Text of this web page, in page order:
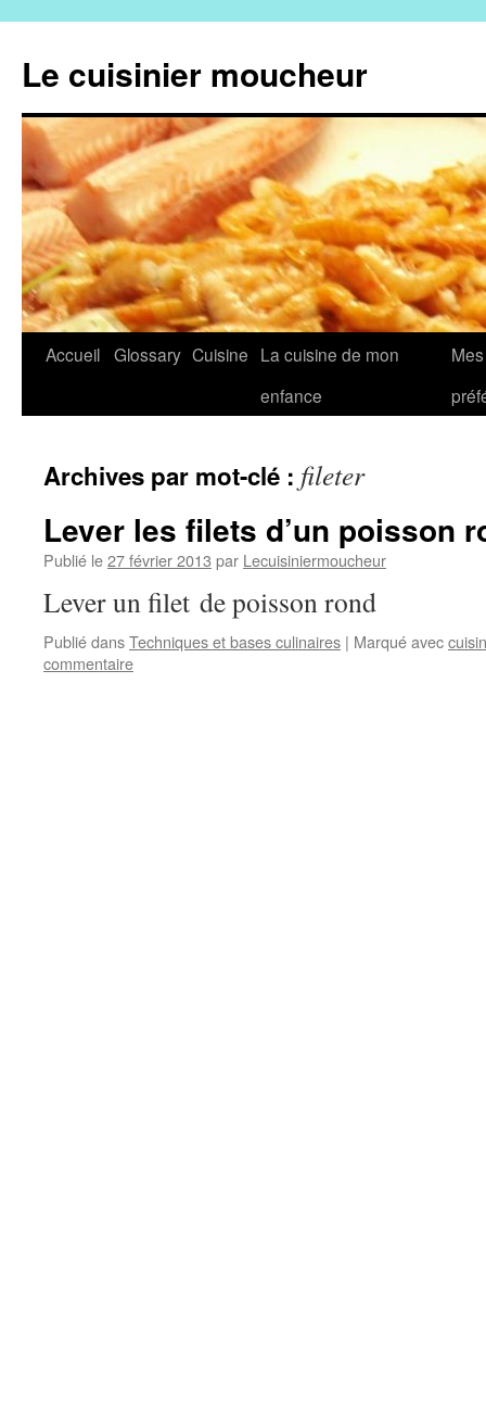
contenu
Le cuisinier moucheur
Accueil Glossary Cuisine La cuisine de mon
enfance
Archives par mot-clé : fileter
Lever les filets d’un poisson
Publié le27 février 2013 par Lecuisiniermoucheur
Lever un filet de poisson rond
Publié dansTechniques et bases culinaires | Marqué avec
commentaire